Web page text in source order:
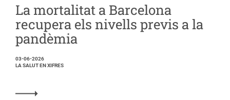
La mortalitat a Barcelona
recupera els nivells previs a la
pandèmia
03-06-2026
LA SALUT EN XIFRES